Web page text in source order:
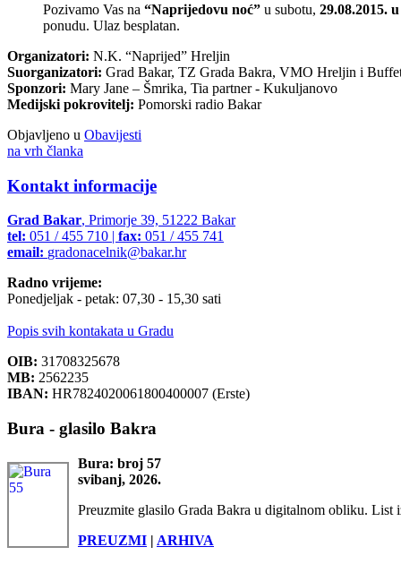
Pozivamo Vas na “Naprijedovu noć” u subotu, 29.08.2015.
ponudu. Ulaz besplatan.
Organizatori: N.K. “Naprijed” Hreljin
Suorganizatori: Grad Bakar, TZ Grada Bakra, VMO Hreljin i
Sponzori: Mary Jane – Šmrika, Tia partner - Kukuljanovo
Medijski pokrovitelj: Pomorski radio Bakar
Objavljeno u Obavijesti
na vrh članka
Kontakt informacije
Grad Bakar, Primorje 39, 51222 Bakar
tel: 051 / 455 710 | fax: 051 / 455 741
email: gradonacelnik@bakar.hr
Radno vrijeme:
Ponedjeljak - petak: 07,30 - 15,30 sati
Popis svih kontakata u Gradu
OIB: 31708325678
MB: 2562235
IBAN: HR7824020061800400007 (Erste)
Bura - glasilo Bakra
Bura: broj 57
svibanj, 2026.
Preuzmite glasilo Grada Bakra u digitalnom obliku. List
PREUZMI | ARHIVA